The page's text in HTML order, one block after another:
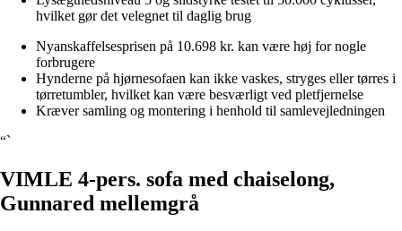
hvilket gør det velegnet til daglig brug
Nyanskaffelsesprisen på 10.698 kr. kan være høj for nogle
forbrugere
Hynderne på hjørnesofaen kan ikke vaskes, stryges eller tørres i
tørretumbler, hvilket kan være besværligt ved pletfjernelse
Kræver samling og montering i henhold til samlevejledningen
“`
VIMLE 4-pers. sofa med chaiselong,
Gunnared mellemgrå